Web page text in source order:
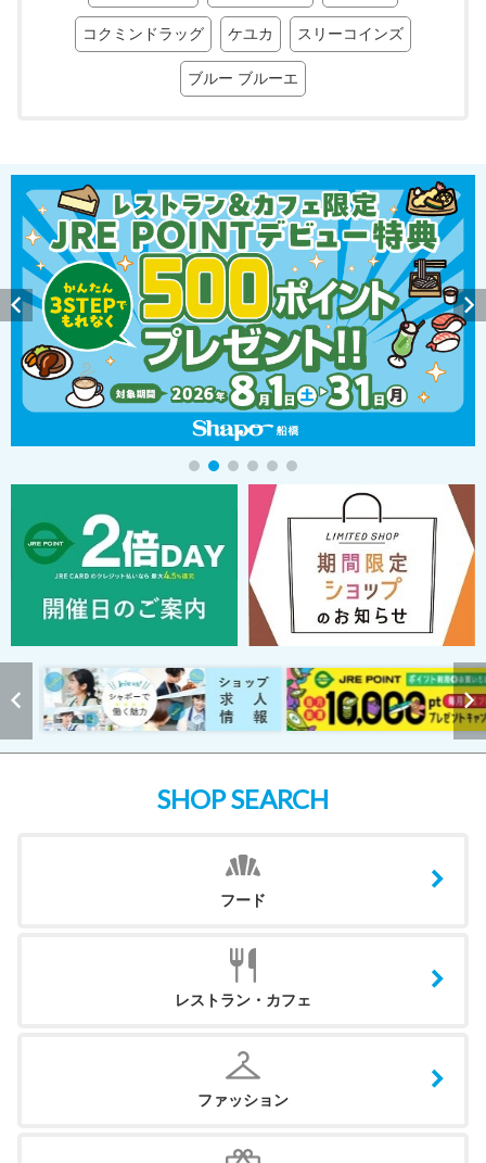
コクミンドラッグ ケユカ スリーコインズ
ブルー ブルーエ
SHOP SEARCH
フード
レストラン・カフェ
ファッション